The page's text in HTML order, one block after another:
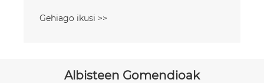
Gehiago ikusi >>
Albisteen Gomendioak